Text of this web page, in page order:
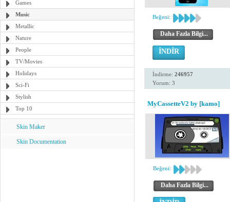
Games
Music
Metallic
Nature
People
TV/Movies
Holidays
Sci-Fi
Stylish
Top 10
Skin Maker
Skin Documentation
Beğeni:
Daha Fazla Bilgi...
İNDİR
İndirme: 246957
Yorum: 3
MyCassetteV2 by [kamo]
Beğeni:
Daha Fazla Bilgi...